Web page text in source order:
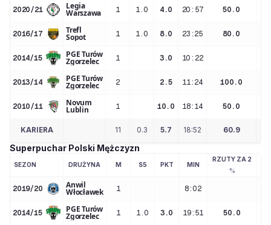
2020/21 Legia
Warszawa 1 1.0 4.0 20:57 50.0
2016/17 Trefl
Sopot 1 1.0 8.0 23:25 80.0
2014/15 PGE Turów
Zgorzelec 1 3.0 10:22
2013/14 PGE Turów
Zgorzelec 2 2.5 11:24 100.0
2010/11 Novum
Lublin 1 10.0 18:14 50.0
KARIERA 11 0.3 5.7 18:52 60.9
Superpuchar Polski Mężczyzn
SEZON DRUŻYNA M S5 PKT MIN
RZUTY ZA 2
%
2019/20 Anwil
Włocławek 1 8:02
2014/15 PGE Turów
Zgorzelec 1 1.0 3.0 19:51 50.0